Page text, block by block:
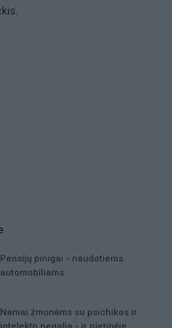
Pensijų pinigai - naudotiems
automobiliams
Namai žmonėms su psichikos ir